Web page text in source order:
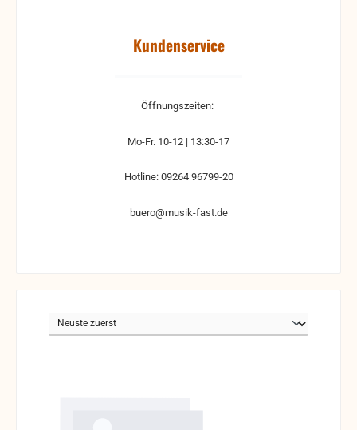
Kundenservice
Öffnungszeiten:
Mo-Fr. 10-12 | 13:30-17
Hotline: 09264 96799-20
buero@musik-fast.de